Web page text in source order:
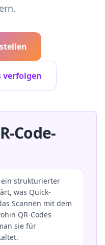
verfolgen
Code-
ein strukturierter
was Quick-
Scannen mit dem
QR-Codes
sie für